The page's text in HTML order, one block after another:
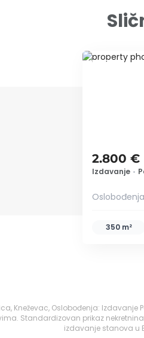
ID 76837
2.800 €
Izdavanje •
350 m²
Kneževac, Oslobođenja:
Standardizovan prikaz
izdavanje stanova u